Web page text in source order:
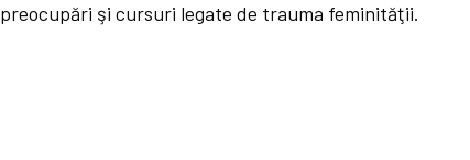
preocupări şi cursuri legate de trauma feminităţii.